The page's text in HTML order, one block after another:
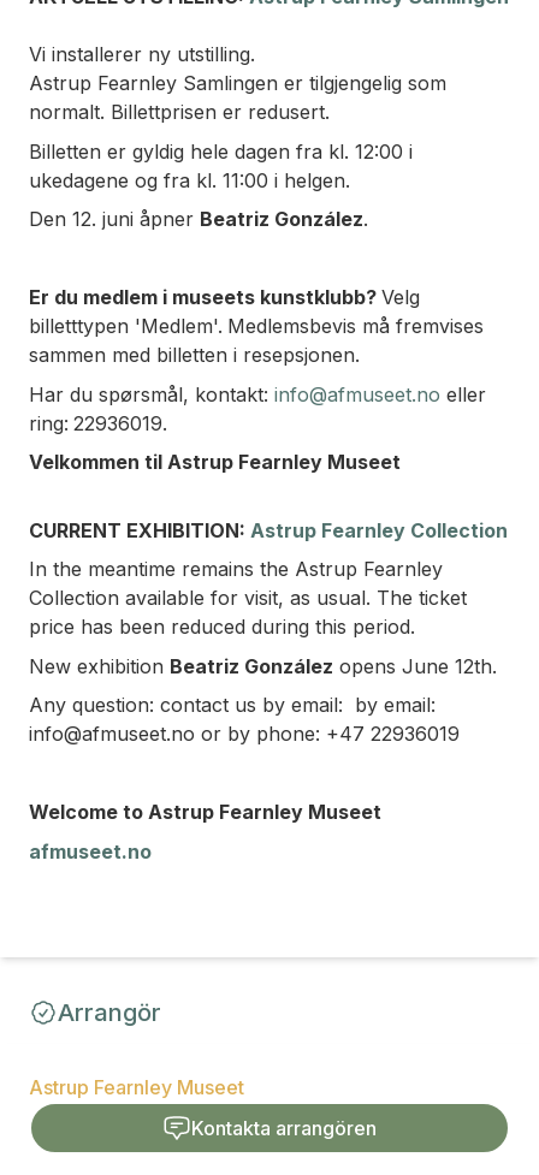
Vi installerer ny utstilling.
Astrup Fearnley Samlingen er tilgjengelig som
normalt. Billettprisen er redusert.
Billetten er gyldig hele dagen fra kl. 12:00 i
ukedagene og fra kl. 11:00 i helgen.
Den 12. juni åpner Beatriz González.
Er du medlem i museets kunstklubb? Velg
billetttypen 'Medlem'. Medlemsbevis må fremvises
sammen med billetten i resepsjonen.
Har du spørsmål, kontakt: info@afmuseet.no eller
ring: 22936019.
Velkommen til Astrup Fearnley Museet
CURRENT EXHIBITION: Astrup Fearnley Collection
In the meantime remains the Astrup Fearnley
Collection available for visit, as usual. The ticket
price has been reduced during this period.
New exhibition Beatriz González opens June 12th.
Any question: contact us by email: by email:
info@afmuseet.no or by phone: +47 22936019
Welcome to Astrup Fearnley Museet
afmuseet.no
Arrangör
Astrup Fearnley Museet
Kontakta arrangören